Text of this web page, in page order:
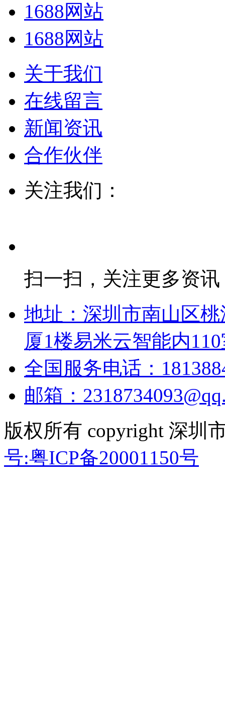
1688网站
1688网站
关于我们
在线留言
新闻资讯
合作伙伴
关注我们：
扫一扫，关注更多资讯
地址：深圳市南山区
厦1楼易米云智能内
全国服务电话：
邮箱：
版权所有 copyright 深圳
号:粤ICP备20001150号